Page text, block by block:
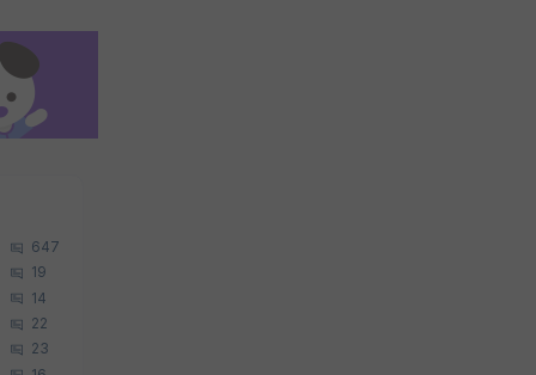
647
19
14
22
23